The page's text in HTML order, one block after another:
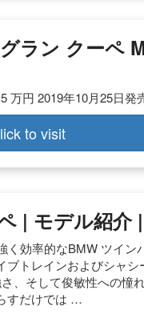
ラン クーペ
万円 2019年10月25日発
to visit
| モデル紹介
効率的なBMW ツイン
トレインおよびシャ
、そして俊敏性への憧
すだけでは …